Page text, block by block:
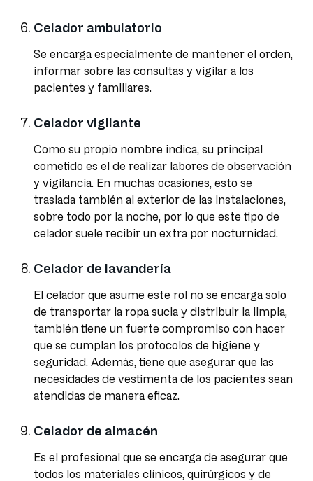
Celador ambulatorio
Se encarga especialmente de mantener el orden,
informar sobre las consultas y vigilar a los
pacientes y familiares.
Celador vigilante
Como su propio nombre indica, su principal
cometido es el de realizar labores de observación
y vigilancia. En muchas ocasiones, esto se
traslada también al exterior de las instalaciones,
sobre todo por la noche, por lo que este tipo de
celador suele recibir un extra por nocturnidad.
Celador de lavandería
El celador que asume este rol no se encarga solo
de transportar la ropa sucia y distribuir la limpia,
también tiene un fuerte compromiso con hacer
que se cumplan los protocolos de higiene y
seguridad. Además, tiene que asegurar que las
necesidades de vestimenta de los pacientes sean
atendidas de manera eficaz.
Celador de almacén
Es el profesional que se encarga de asegurar que
todos los materiales clínicos, quirúrgicos y de